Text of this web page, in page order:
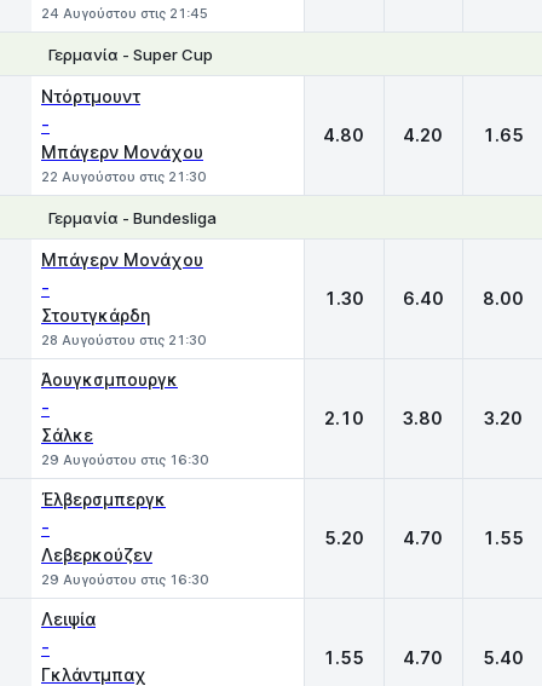
24 Αυγούστου στις 21:45
Γερμανία - Super Cup
Ντόρτμουντ
-
Μπάγερν Μονάχου
22 Αυγούστου στις 21:30
4.80 4.20 1.65
Γερμανία - Bundesliga
Μπάγερν Μονάχου
-
Στουτγκάρδη
28 Αυγούστου στις 21:30
1.30 6.40 8.00
Άουγκσμπουργκ
-
Σάλκε
29 Αυγούστου στις 16:30
2.10 3.80 3.20
Έλβερσμπεργκ
-
Λεβερκούζεν
29 Αυγούστου στις 16:30
5.20 4.70 1.55
Λειψία
-
Γκλάντμπαχ
1.55 4.70 5.40